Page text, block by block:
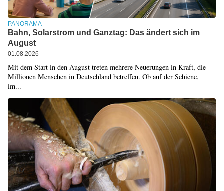
PANORAMA
Bahn, Solarstrom und Ganztag: Das ändert sich im
August
01.08.2026
Mit dem Start in den August treten mehrere Neuerungen in Kraft, die
Millionen Menschen in Deutschland betreffen. Ob auf der Schiene,
im...